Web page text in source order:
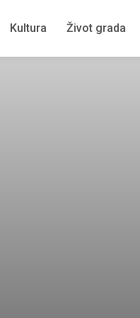
Kultura Život grada